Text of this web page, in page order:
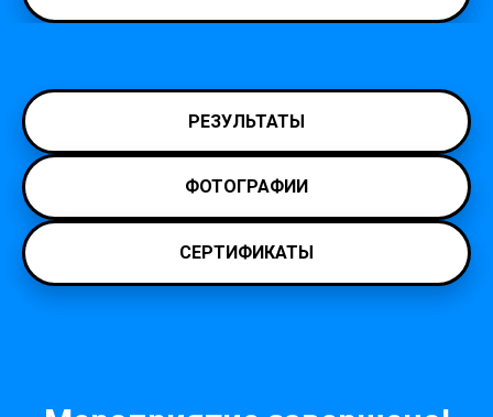
РЕЗУЛЬТАТЫ
ФОТОГРАФИИ
СЕРТИФИКАТЫ